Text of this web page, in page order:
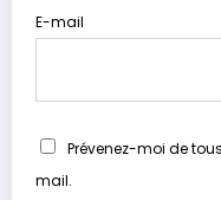
E-mail
Prévenez-moi de
mail.